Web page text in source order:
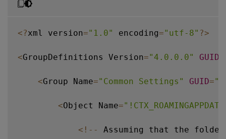
<?xml version="1.0" encoding="utf-8" ?>
<GroupDefinitions Version="4.0.0.0" GUID
<Group Name="Common Settings" GUID=
<Object Name=
< ! -- Assuming that the